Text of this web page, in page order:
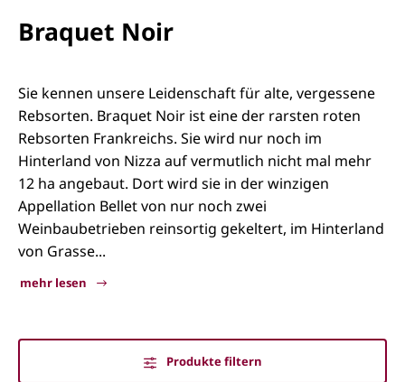
Braquet Noir
Sie kennen unsere Leidenschaft für alte, vergessene
Rebsorten. Braquet Noir ist eine der rarsten roten
Rebsorten Frankreichs. Sie wird nur noch im
Hinterland von Nizza auf vermutlich nicht mal mehr
12 ha angebaut. Dort wird sie in der winzigen
Appellation Bellet von nur noch zwei
Weinbaubetrieben reinsortig gekeltert, im Hinterland
von Grasse...
mehr lesen
Produkte filtern